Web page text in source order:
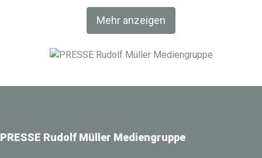
Mehr anzeigen
Fachverlag RM Rudolf Müller Medien und mit der BIM
World MUNICH eine Netzwerkplattform für Akteure der
PRESSE Rudolf Müller Mediengruppe